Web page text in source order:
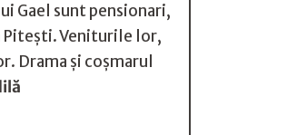
Gael sunt pensionari,
Pitești. Veniturile lor,
Drama și coșmarul